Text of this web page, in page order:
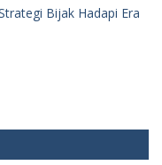
Bijak Hadapi Era